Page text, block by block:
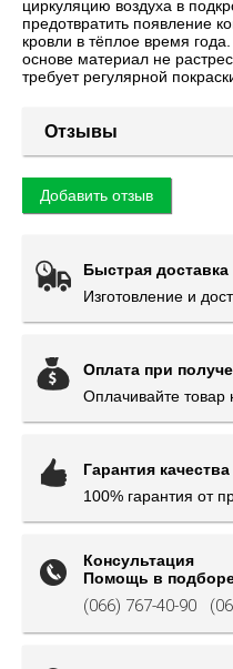
циркуляцию воздуха в
предотвратить появление
кровли в тёплое время
основе материал не
требует регулярной
Отзывы
Добавить отзыв
Быстрая доставка
Изготовление и
Оплата при
Оплачивайте товар
Гарантия качества
100% гарантия от
Консультация
Помощь в
(066) 767-40-90